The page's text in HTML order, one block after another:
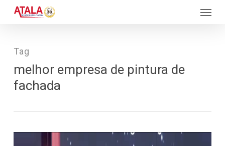
Menu
Tag
melhor empresa de pintura de
fachada